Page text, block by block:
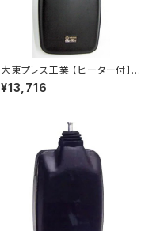
大東プレス工業 【ヒーター付】
ハイウェイミラー R1000 326×
206 リモコン無 ヒーター付 DI-
¥13,716